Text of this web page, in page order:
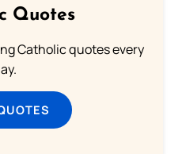
Quotes
Catholic quotes every